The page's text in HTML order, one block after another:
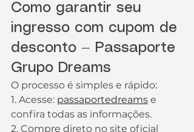
Como garantir seu
ingresso com cupom de
desconto — Passaporte
Grupo Dreams
O processo é simples e rápido:
1. Acesse: passaportedreams e
confira todas as informações.
2. Compre direto no site oficial